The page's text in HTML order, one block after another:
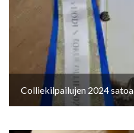
Colliekilpailujen 2024 satoa